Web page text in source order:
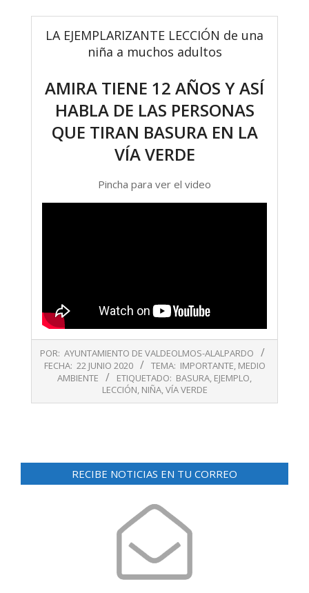
LA EJEMPLARIZANTE LECCIÓN de una
niña a muchos adultos
AMIRA TIENE 12 AÑOS Y ASÍ
HABLA DE LAS PERSONAS
QUE TIRAN BASURA EN LA
VÍA VERDE
Pincha para ver el video
06-
POR: AYUNTAMIENTO DE VALDEOLMOS-ALALPARDO
FECHA: 22 JUNIO 2020 TEMA: IMPORTANTE, MEDIO
AMBIENTE
ETIQUETADO: BASURA, EJEMPLO,
LECCIÓN, NIÑA,VÍA VERDE
RECIBE NOTICIAS EN TU CORREO